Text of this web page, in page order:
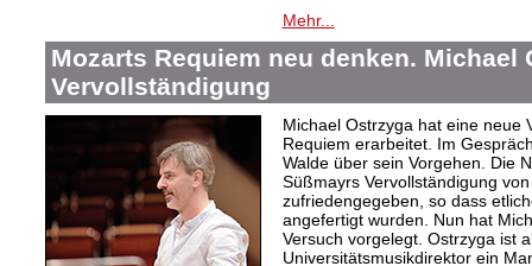
Mehr...
Mozarts Requiem neu denken. Michael
Vervollständigung
Michael Ostrzyga hat eine neue
Requiem erarbeitet. Im
Walde über sein Vorgehen. Die
Süßmayrs Vervollständigung
zufriedengegeben, so dass
angefertigt wurden. Nun hat
Versuch vorgelegt. Ostrzyga ist
Universitätsmusikdirektor ein